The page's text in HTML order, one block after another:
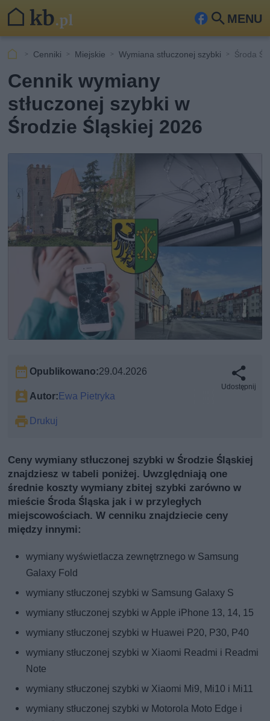
MENU
Fa
ook
Szu
kaj
Cenniki Miejskie Wymiana stłuczonej szybki Środa
Cennik wymiany
stłuczonej szybki w
Środzie Śląskiej 2026
Opublikowano:29.04.2026
Autor: Ewa Pietryka
Drukuj
Udostępnij
Ceny wymiany stłuczonej szybki w Środzie Śląskiej
znajdziesz w tabeli poniżej. Uwzględniają one
średnie koszty wymiany zbitej szybki zarówno w
mieście Środa Śląska jak i w przyległych
miejscowościach. W cenniku znajdziecie ceny
między innymi:
wymiany wyświetlacza zewnętrznego w Samsung
Galaxy Fold
wymiany stłuczonej szybki w Samsung Galaxy S
wymiany stłuczonej szybki w Apple iPhone 13, 14, 15
wymiany stłuczonej szybki w Huawei P20, P30, P40
wymiany stłuczonej szybki w Xiaomi Readmi i Readmi
Note
wymiany stłuczonej szybki w Xiaomi Mi9, Mi10 i Mi11
wymiany stłuczonej szybki w Motorola Moto Edge i